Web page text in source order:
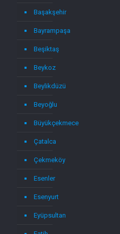
Başakşehir
Bayrampaşa
Beşiktaş
Beykoz
Beylikdüzü
Beyoğlu
Büyükçekmece
Çatalca
Çekmeköy
Esenler
Esenyurt
Eyüpsultan